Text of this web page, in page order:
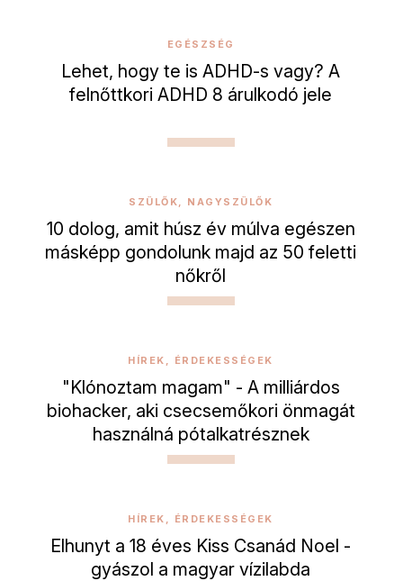
EGÉSZSÉG
Lehet, hogy te is ADHD-s vagy? A
felnőttkori ADHD 8 árulkodó jele
SZÜLŐK, NAGYSZÜLŐK
10 dolog, amit húsz év múlva egészen
másképp gondolunk majd az 50 feletti
nőkről
HÍREK, ÉRDEKESSÉGEK
"Klónoztam magam" - A milliárdos
biohacker, aki csecsemőkori önmagát
használná pótalkatrésznek
HÍREK, ÉRDEKESSÉGEK
Elhunyt a 18 éves Kiss Csanád Noel -
gyászol a magyar vízilabda